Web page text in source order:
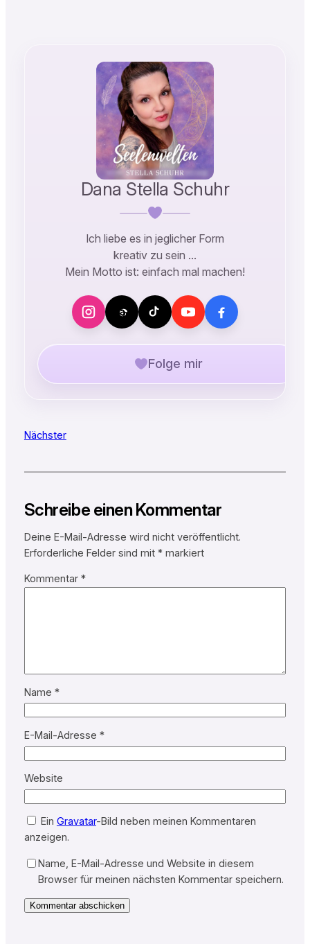
Dana Stella Schuhr
Ich liebe es in jeglicher Form
kreativ zu sein …
Mein Motto ist: einfach mal machen!
Folge mir
Nächster
Schreibe einen Kommentar
Deine E-Mail-Adresse wird nicht veröffentlicht.
Erforderliche Felder sind mit *markiert
Kommentar *
Name *
E-Mail-Adresse *
Website
Ein Gravatar-Bild neben meinen Kommentaren
anzeigen.
Name, E-Mail-Adresse und Website in diesem
Browser für meinen nächsten Kommentar speichern.